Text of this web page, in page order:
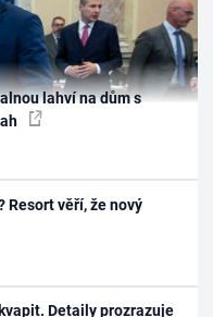
lahví na dům s
Resort věří, že nový
Detaily prozrazuje